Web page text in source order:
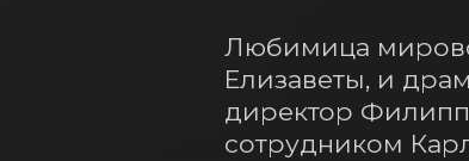
Любимица
Елизаветы, и
директор
сотрудником